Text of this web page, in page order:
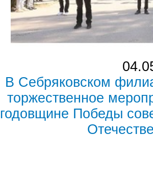
В Себряковском
торжественное
годовщине Победы